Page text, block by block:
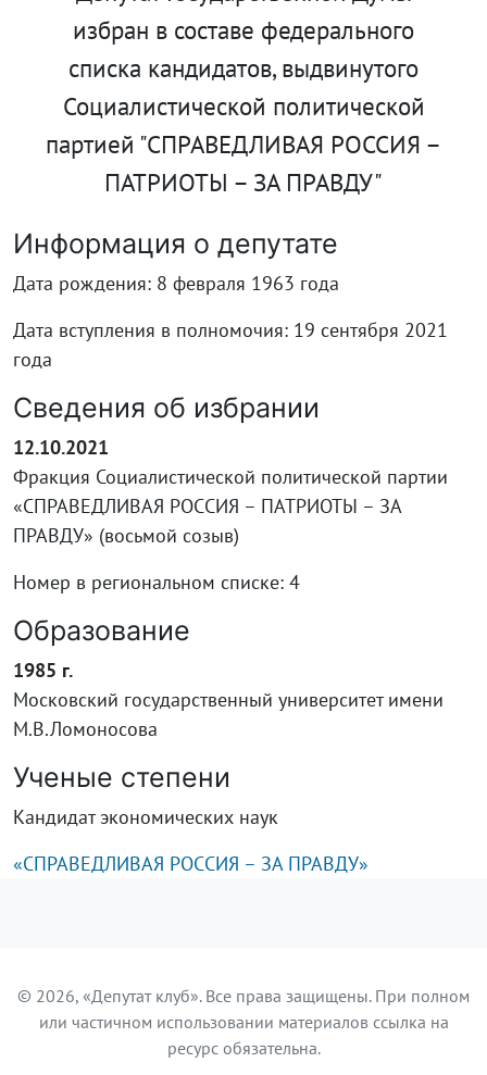
избран в составе федерального
списка кандидатов, выдвинутого
Социалистической политической
партией "СПРАВЕДЛИВАЯ РОССИЯ –
ПАТРИОТЫ – ЗА ПРАВДУ"
Информация о депутате
Дата рождения: 8 февраля 1963 года
Дата вступления в полномочия: 19 сентября 2021
года
Сведения об избрании
12.10.2021
Фракция Социалистической политической партии
«СПРАВЕДЛИВАЯ РОССИЯ – ПАТРИОТЫ – ЗА
ПРАВДУ» (восьмой созыв)
Номер в региональном списке: 4
Образование
1985 г.
Московский государственный университет имени
М.В.Ломоносова
Ученые степени
Кандидат экономических наук
«СПРАВЕДЛИВАЯ РОССИЯ – ЗА ПРАВДУ»
© 2026, «Депутат клуб». Все права защищены. При полном
или частичном использовании материалов ссылка на
ресурс обязательна.